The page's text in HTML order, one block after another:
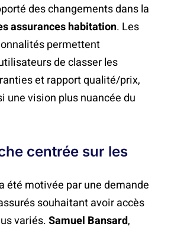
des changements dans la
assurances habitation. Les
permettent
de classer les
et rapport qualité/prix,
une vision plus nuancée du
centrée sur les
été motivée par une demande
souhaitant avoir accès
variés.Samuel Bansard,